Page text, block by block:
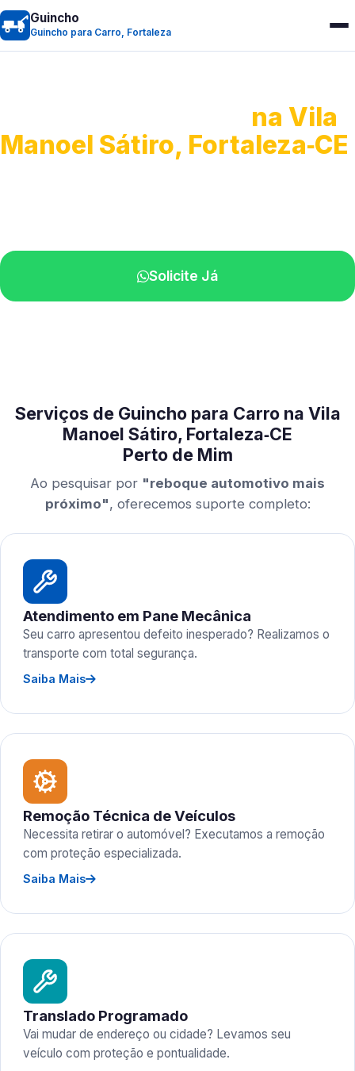
Guincho
Guincho para Carro, Fortaleza
na Vila
Manoel Sátiro, Fortaleza‑CE
Solicite Já
Serviços de Guincho para Carro na Vila
Manoel Sátiro, Fortaleza‑CE
Perto de Mim
Ao pesquisar por "reboque automotivo mais
próximo", oferecemos suporte completo:
Atendimento em Pane Mecânica
Seu carro apresentou defeito inesperado? Realizamos o
transporte com total segurança.
Saiba Mais
Remoção Técnica de Veículos
Necessita retirar o automóvel? Executamos a remoção
com proteção especializada.
Saiba Mais
Translado Programado
Vai mudar de endereço ou cidade? Levamos seu
veículo com proteção e pontualidade.